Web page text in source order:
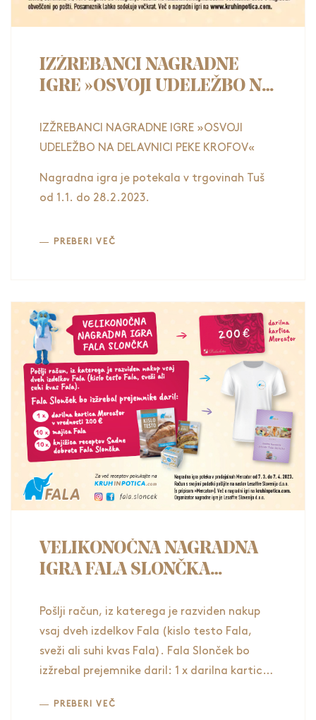
IZŽREBANCI NAGRADNE
IGRE »OSVOJI UDELEŽBO NA
IZŽREBANCI NAGRADNE IGRE »OSVOJI
UDELEŽBO NA DELAVNICI PEKE KROFOV«
Nagradna igra je potekala v trgovinah Tuš
od 1.1. do 28.2.2023.
PREBERI VEČ
VELIKONOČNA NAGRADNA
IGRA FALA SLONČKA
Pošlji račun, iz katerega je razviden nakup
vsaj dveh izdelkov Fala (kislo testo Fala,
sveži ali suhi kvas Fala). Fala Slonček bo
izžrebal prejemnike daril: 1 x darilna kartica
PREBERI VEČ